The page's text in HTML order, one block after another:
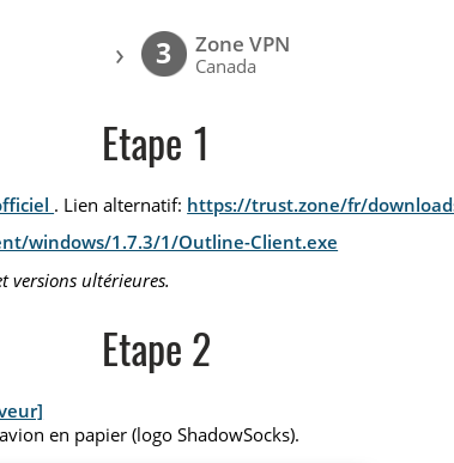
› 3 Zone VPN
Canada
Etape 1
. Lien alternatif: https://trust.zone/fr/
windows/1.7.3/1/Outline-Client.exe
versions ultérieures.
Etape 2
en papier (logo ShadowSocks).